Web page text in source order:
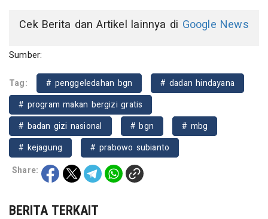
Cek Berita dan Artikel lainnya di Google News
Sumber:
Tag: # penggeledahan bgn
# dadan hindayana
# program makan bergizi gratis
# badan gizi nasional
# bgn
# mbg
# kejagung
# prabowo subianto
Share:
BERITA TERKAIT